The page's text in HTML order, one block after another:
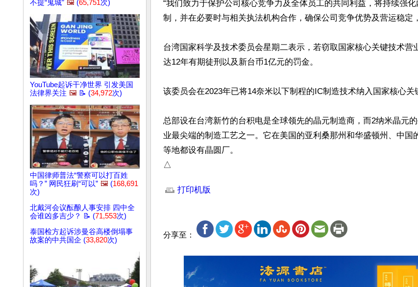
不提“鬼城” 🖼️ (65,751次)
YouTube起诉干净世界 引发美国
法律界关注 🖼️ 📝 (34,972次)
中国律师普法“警察可以打百姓
吗？” 网民狂刷“可以” 🖼️ (168,691
次)
北戴河会议酝酿人事安排 四中全
会谁凶多吉少？ 📝 (71,553次)
泰国检方起诉涉曼谷高楼倒塌事
故案的中共国企 (33,820次)
“我们致力于保护公司核心竞争力及全体员工的共同利益，将持续强
制，并在必要时与相关执法机构合作，确保公司竞争优势及营运稳定
台湾国家科学及技术委员会星期二表示，若窃取国家核心关键技术营
达12年有期徒刑以及新台币1亿元的罚金。
该委员会在2023年已将14奈米以下制程的IC制造技术纳入国家核心关
总部设在台湾新竹的台积电是全球领先的晶元制造商，而2纳米晶元
业最尖端的制造工艺之一。它在美国的亚利桑那州和华盛顿州、中国
等地都设有晶圆厂。
△
打印机版
分享至：